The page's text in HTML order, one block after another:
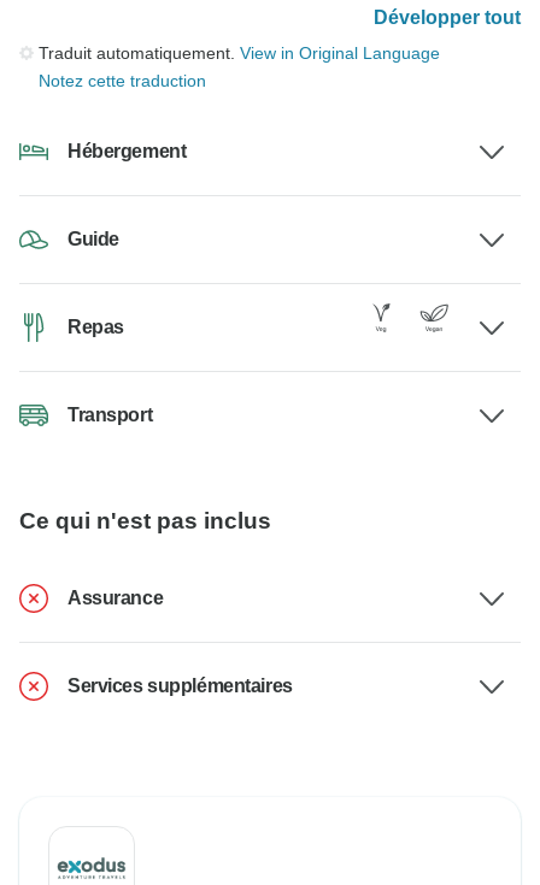
Développer tout
Traduit automatiquement. View in Original Language
Notez cette traduction
Hébergement
Guide
Repas
Transport
Ce qui n'est pas inclus
Assurance
Services supplémentaires